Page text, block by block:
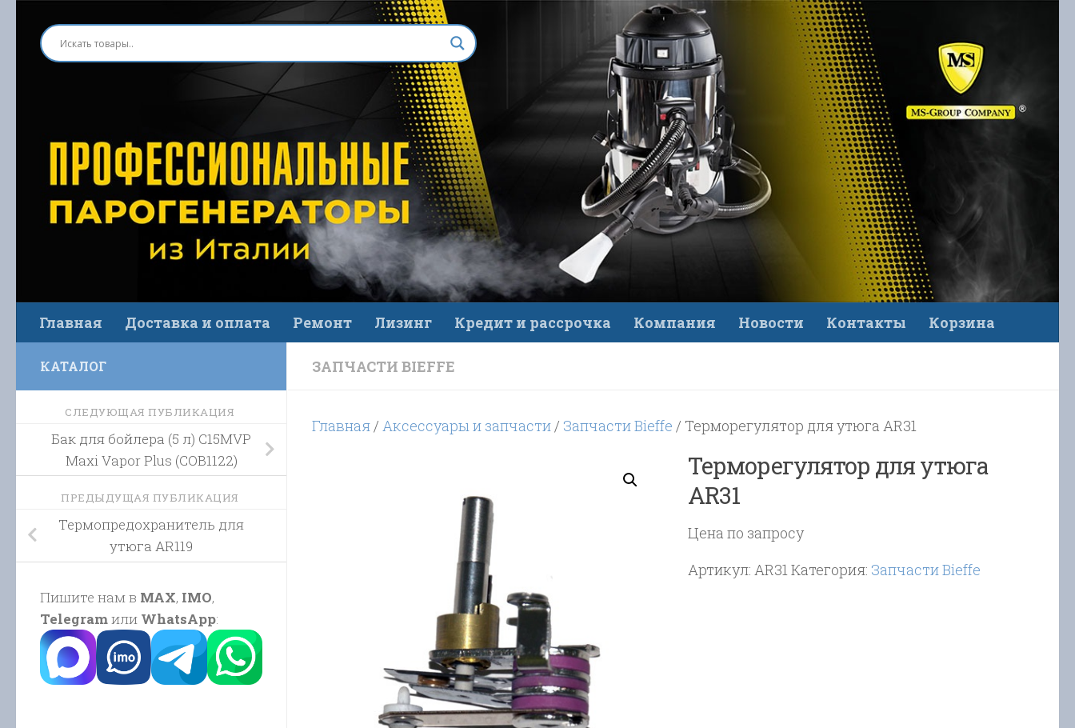
Перейти к содержимому
Главная Доставка и оплата Ремонт Лизинг Кредит и рассрочка Компания Новости Контакты Корзина
ЗАПЧАСТИ BIEFFE
Главная/ Аксессуары и запчасти/ Запчасти Bieffe / Терморегулятор для утюга AR31
Терморегулятор для утюга
AR31
Цена по запросу
Артикул:AR31Категория: Запчасти Bieffe
КАТАЛОГ
СЛЕДУЮЩАЯ ПУБЛИКАЦИЯ
Бак для бойлера (5 л) C15MVP
Maxi Vapor Plus (COB1122)
ПРЕДЫДУЩАЯ ПУБЛИКАЦИЯ
Термопредохранитель для
утюга AR119
Пишите нам в MAX, IMO,
Telegramили WhatsApp: